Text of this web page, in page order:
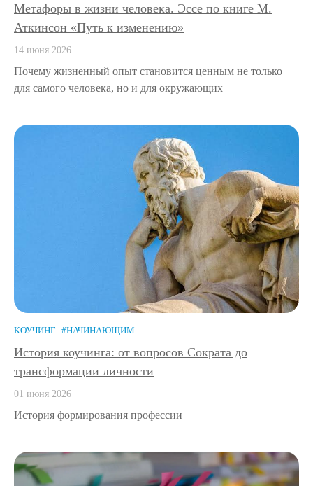
Метафоры в жизни человека. Эссе по книге М.
Аткинсон «Путь к изменению»
14 июня 2026
Почему жизненный опыт становится ценным не только
для самого человека, но и для окружающих
КОУЧИНГ #НАЧИНАЮЩИМ
История коучинга: от вопросов Сократа до
трансформации личности
01 июня 2026
История формирования профессии